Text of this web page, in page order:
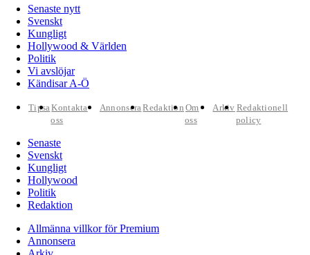
Senaste nytt
Svenskt
Kungligt
Hollywood & Världen
Politik
Vi avslöjar
Kändisar A-Ö
TipsaKontakta
oss
AnnonseraRedaktion Om
oss
Arkiv Redaktionell
policy
Senaste
Svenskt
Kungligt
Hollywood
Politik
Redaktion
Allmänna villkor för Premium
Annonsera